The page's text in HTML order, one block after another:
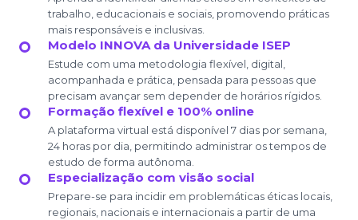
trabalho, educacionais e sociais, promovendo práticas
mais responsáveis e inclusivas.
Modelo INNOVA da Universidade ISEP
Estude com uma metodologia flexível, digital,
acompanhada e prática, pensada para pessoas que
precisam avançar sem depender de horários rígidos.
Formação flexível e 100% online
A plataforma virtual está disponível 7 dias por semana,
24 horas por dia, permitindo administrar os tempos de
estudo de forma autônoma.
Especialização com visão social
Prepare-se para incidir em problemáticas éticas locais,
regionais, nacionais e internacionais a partir de uma